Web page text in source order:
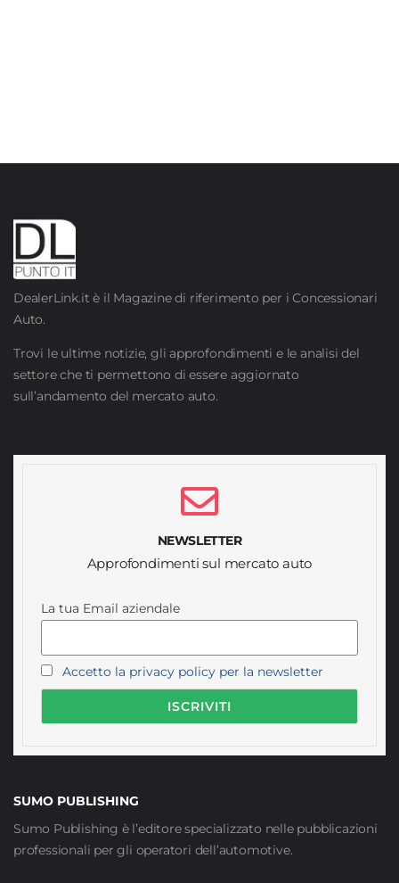
DealerLink.it è il Magazine di riferimento per i Concessionari
Auto.
Trovi le ultime notizie, gli approfondimenti e le analisi del
settore che ti permettono di essere aggiornato
sull’andamento del mercato auto.
NEWSLETTER
Approfondimenti sul mercato auto
La tua Email aziendale
Accetto la privacy policy per la newsletter
SUMO PUBLISHING
Sumo Publishing è l’editore specializzato nelle pubblicazioni
professionali per gli operatori dell’automotive.